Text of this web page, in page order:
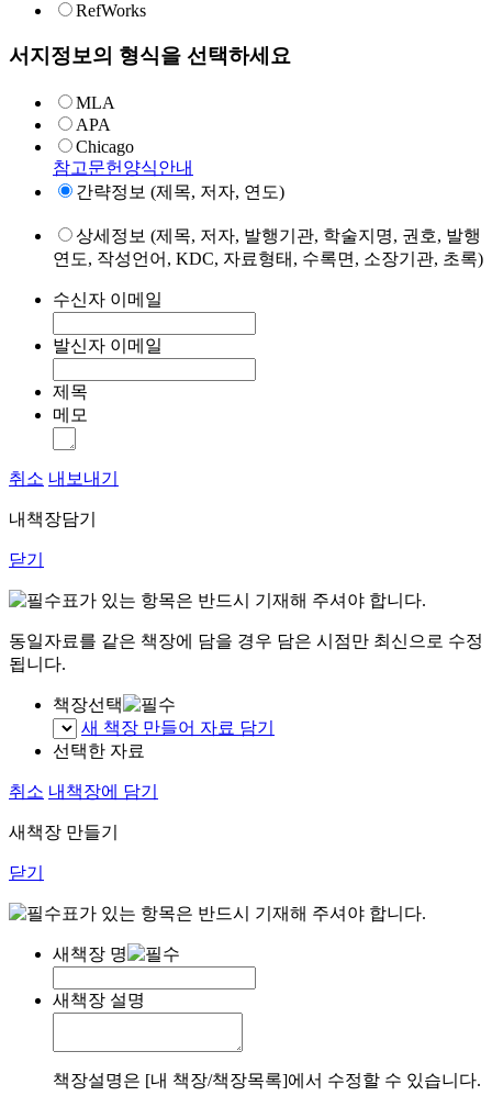
RefWorks
서지정보의 형식을 선택하세요
MLA
APA
Chicago
참고문헌양식안내
간략정보 (제목, 저자, 연도)
상세정보 (제목, 저자, 발행기관, 학술지명, 권호, 발행
연도, 작성언어, KDC, 자료형태, 수록면, 소장기관, 초록)
수신자 이메일
발신자 이메일
제목
메모
취소 내보내기
내책장담기
닫기
표가 있는 항목은 반드시 기재해 주셔야 합니다.
동일자료를 같은 책장에 담을 경우 담은 시점만 최신으로 수정
됩니다.
책장선택
새 책장 만들어 자료 담기
선택한 자료
취소 내책장에 담기
새책장 만들기
닫기
표가 있는 항목은 반드시 기재해 주셔야 합니다.
새책장 명
새책장 설명
책장설명은 [내 책장/책장목록]에서 수정할 수 있습니다.